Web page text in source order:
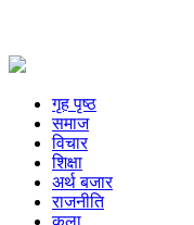
गृह पृष्ठ
समाज
विचार
शिक्षा
अर्थ बजार
राजनीति